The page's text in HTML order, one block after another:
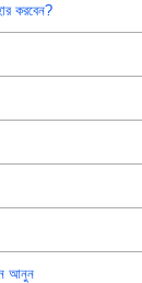
করবেন?
আনুন